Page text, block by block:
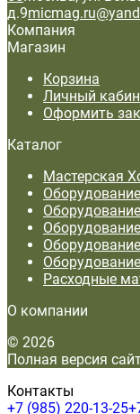
д.9
Компания
Магазин
Корзина
Личный
Оформить
Каталог
Мастерская
Расходные
О компании
© 2026
Полная версия
Контакты
+7 (985) 220-13-25